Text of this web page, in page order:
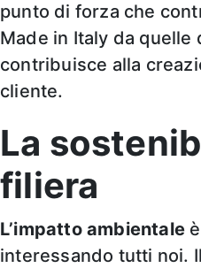
punto di forza che
Made in Italy da
contribuisce alla
cliente.
La
filiera
L’impatto ambientale
interessando tutti noi.